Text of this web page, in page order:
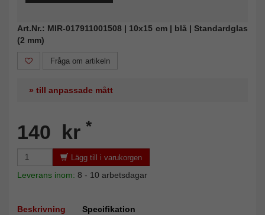
Art.Nr.: MIR-017911001508 | 10x15 cm | blå | Standardglas
(2 mm)
Fråga om artikeln
» till anpassade mått
140 kr *
Lägg till i varukorgen
Leverans inom: 8 - 10 arbetsdagar
Beskrivning Specifikation